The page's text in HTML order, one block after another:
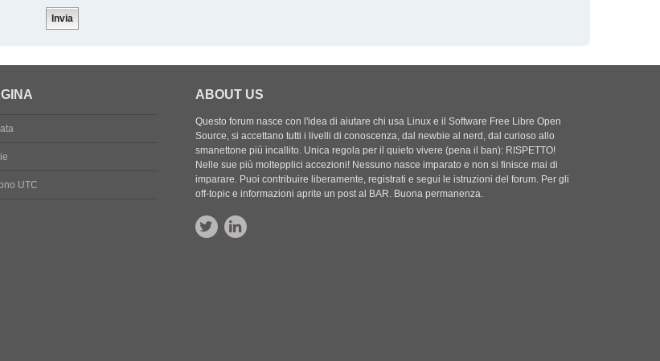
UTC
ABOUT US
Questo forum nasce con l'idea di aiutare chi usa Linux e il Software Free Libre Open
Source, si accettano tutti i livelli di conoscenza, dal newbie al nerd, dal curioso allo
smanettone più incallito. Unica regola per il quieto vivere (pena il ban): RISPETTO!
Nelle sue più moltepplici accezioni! Nessuno nasce imparato e non si finisce mai di
imparare. Puoi contribuire liberamente, registrati e segui le istruzioni del forum. Per gli
off-topic e informazioni aprite un post al BAR. Buona permanenza.